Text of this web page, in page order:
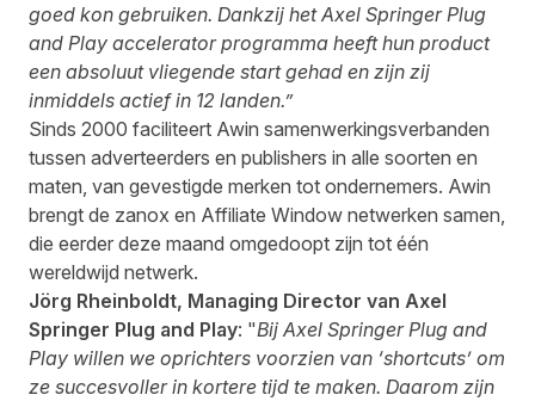
goed kon gebruiken. Dankzij het Axel Springer Plug
and Play accelerator programma heeft hun product
een absoluut vliegende start gehad en zijn zij
inmiddels actief in 12 landen.”
Sinds 2000 faciliteert Awin samenwerkingsverbanden
tussen adverteerders en publishers in alle soorten en
maten, van gevestigde merken tot ondernemers. Awin
brengt de zanox en Affiliate Window netwerken samen,
die eerder deze maand omgedoopt zijn tot één
wereldwijd netwerk.
Jörg Rheinboldt, Managing Director van Axel
Springer Plug and Play: "Bij Axel Springer Plug and
Play willen we oprichters voorzien van ‘shortcuts’ om
ze succesvoller in kortere tijd te maken. Daarom zijn